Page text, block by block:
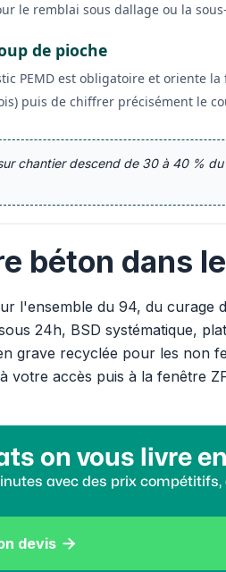
le remblai sous dallage ou la
de pioche
PEMD est obligatoire et oriente
puis de chiffrer précisément le
chantier descend de 30 à 40 %
béton dans
l'ensemble du 94, du curage
24h, BSD systématique,
grave recyclée pour les non
accès puis à la fenêtre
on vous livre
avec des prix
devis 